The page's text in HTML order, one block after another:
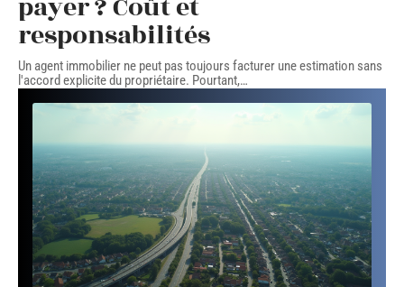
responsabilités
Un agent immobilier ne peut pas toujours facturer une estimation sans
l'accord explicite du propriétaire. Pourtant,…